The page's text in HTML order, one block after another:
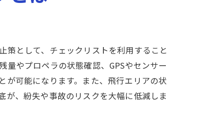
策として、チェックリストを利用すること
やプロペラの状態確認、GPSやセンサー
が可能になります。また、飛行エリアの状
が、紛失や事故のリスクを大幅に低減しま